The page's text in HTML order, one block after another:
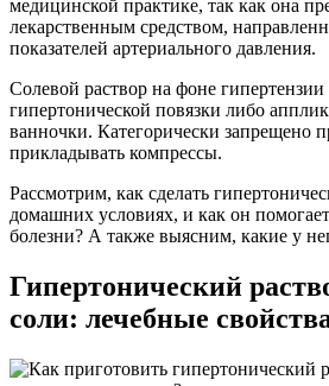
медицинской практике, так как она
лекарственным средством,
показателей артериального давления.
Солевой раствор на фоне гипертензии
гипертонической повязки либо
ванночки. Категорически запрещено
прикладывать компрессы.
Рассмотрим, как сделать
домашних условиях, и как он
болезни? А также выясним, какие у
Гипертонический
соли: лечебные